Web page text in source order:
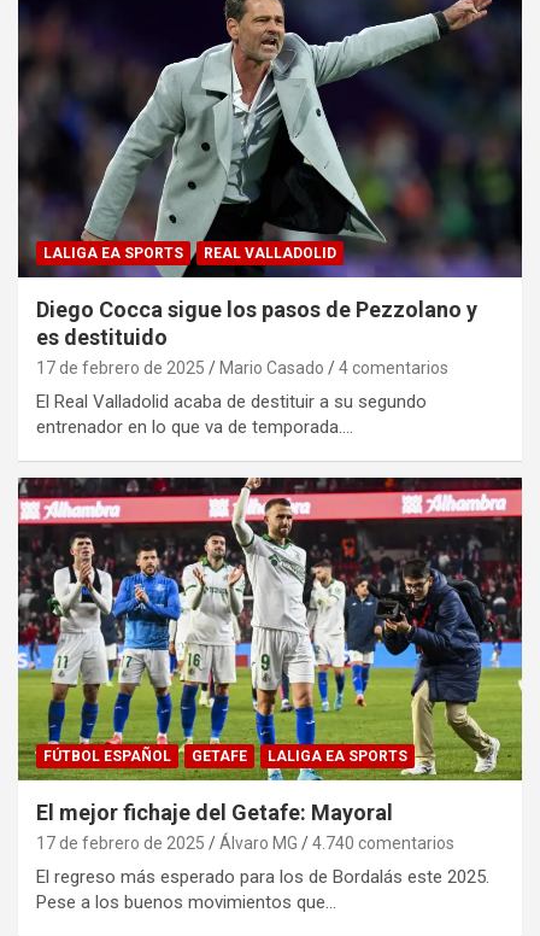
LALIGA EA SPORTS REAL VALLADOLID
Diego Cocca sigue los pasos de Pezzolano y
es destituido
17 de febrero de 2025 Mario Casado 4 comentarios
El Real Valladolid acaba de destituir a su segundo
entrenador en lo que va de temporada.…
FÚTBOL ESPAÑOL GETAFE LALIGA EA SPORTS
El mejor fichaje del Getafe: Mayoral
17 de febrero de 2025 Álvaro MG 4.740 comentarios
El regreso más esperado para los de Bordalás este 2025.
Pese a los buenos movimientos que…